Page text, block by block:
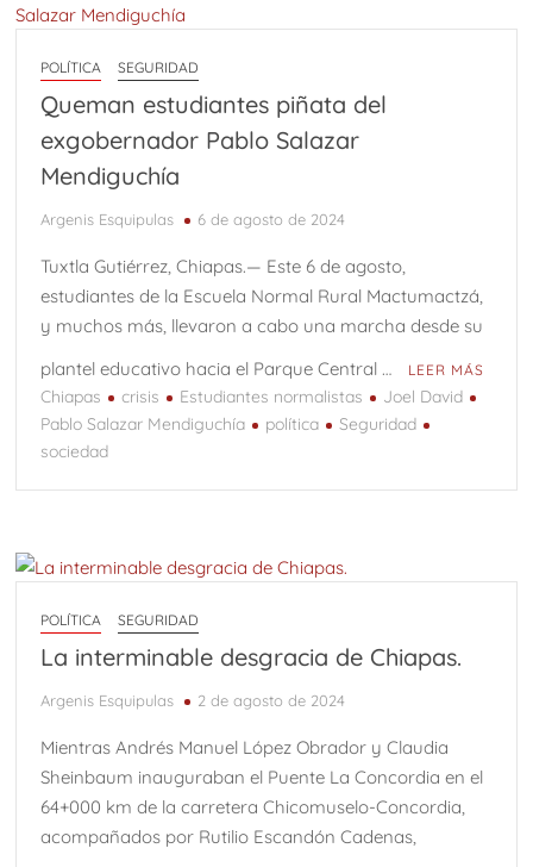
POLÍTICA SEGURIDAD
Queman estudiantes piñata del
exgobernador Pablo Salazar
Mendiguchía
Argenis Esquipulas 6 de agosto de 2024
Tuxtla Gutiérrez, Chiapas.— Este 6 de agosto,
estudiantes de la Escuela Normal Rural Mactumactzá,
y muchos más, llevaron a cabo una marcha desde su
plantel educativo hacia el Parque Central …
LEER MÁS
Chiapas crisis Estudiantes normalistas
Joel David
Pablo Salazar Mendiguchía
política
Seguridad
sociedad
POLÍTICA SEGURIDAD
La interminable desgracia de Chiapas.
Argenis Esquipulas 2 de agosto de 2024
Mientras Andrés Manuel López Obrador y Claudia
Sheinbaum inauguraban el Puente La Concordia en el
64+000 km de la carretera Chicomuselo-Concordia,
acompañados por Rutilio Escandón Cadenas,